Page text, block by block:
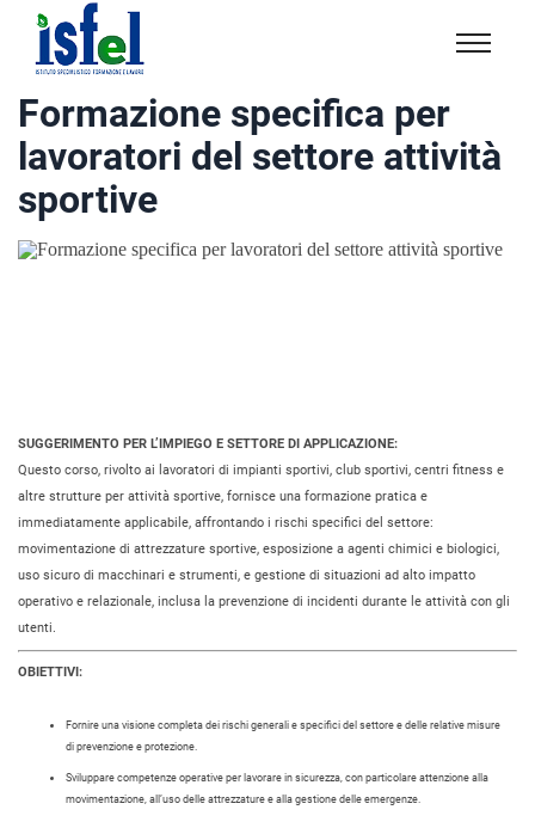
Isfel
Istituto
specialistico
formazione
e
lavoro
Formazione specifica per
lavoratori del settore attività
sportive
SUGGERIMENTO PER L’IMPIEGO E SETTORE DI APPLICAZIONE:
Questo corso, rivolto ai lavoratori di impianti sportivi, club sportivi, centri fitness e
altre strutture per attività sportive, fornisce una formazione pratica e
immediatamente applicabile, affrontando i rischi specifici del settore:
movimentazione di attrezzature sportive, esposizione a agenti chimici e biologici,
uso sicuro di macchinari e strumenti, e gestione di situazioni ad alto impatto
operativo e relazionale, inclusa la prevenzione di incidenti durante le attività con gli
utenti.
OBIETTIVI:
Fornire una visione completa dei rischi generali e specifici del settore e delle relative misure
di prevenzione e protezione.
Sviluppare competenze operative per lavorare in sicurezza, con particolare attenzione alla
movimentazione, all’uso delle attrezzature e alla gestione delle emergenze.